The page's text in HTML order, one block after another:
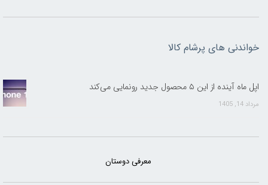
خواندنی های پرشام کالا
اپل ماه آینده از این ۵ محصول جدید رونمایی می‌کند
مرداد 14, 1405
معرفی دوستان